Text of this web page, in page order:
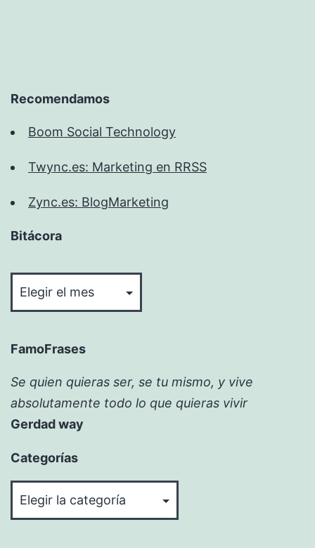
Recomendamos
Boom Social Technology
Twync.es: Marketing en RRSS
Zync.es: BlogMarketing
Bitácora
FamoFrases
Se quien quieras ser, se tu mismo, y vive
absolutamente todo lo que quieras vivir
Gerdad way
Categorías